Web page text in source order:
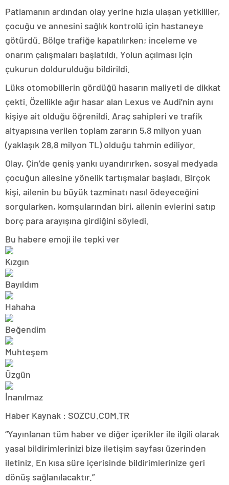
Patlamanın ardından olay yerine hızla ulaşan yetkililer,
çocuğu ve annesini sağlık kontrolü için hastaneye
götürdü. Bölge trafiğe kapatılırken; inceleme ve
onarım çalışmaları başlatıldı. Yolun açılması için
çukurun doldurulduğu bildirildi.
Lüks otomobillerin gördüğü hasarın maliyeti de dikkat
çekti. Özellikle ağır hasar alan Lexus ve Audi’nin aynı
kişiye ait olduğu öğrenildi. Araç sahipleri ve trafik
altyapısına verilen toplam zararın 5,8 milyon yuan
(yaklaşık 28,8 milyon TL) olduğu tahmin ediliyor.
Olay, Çin’de geniş yankı uyandırırken, sosyal medyada
çocuğun ailesine yönelik tartışmalar başladı. Birçok
kişi, ailenin bu büyük tazminatı nasıl ödeyeceğini
sorgularken, komşularından biri, ailenin evlerini satıp
borç para arayışına girdiğini söyledi.
Bu habere emoji ile tepki ver
Haber Kaynak : SOZCU.COM.TR
“Yayınlanan tüm haber ve diğer içerikler ile ilgili olarak
yasal bildirimlerinizi bize iletişim sayfası üzerinden
iletiniz. En kısa süre içerisinde bildirimlerinize geri
dönüş sağlanılacaktır.”